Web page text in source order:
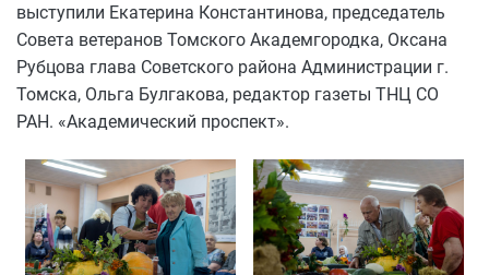
выступили Екатерина Константинова, председатель
Совета ветеранов Томского Академгородка, Оксана
Рубцова глава Советского района Администрации г.
Томска, Ольга Булгакова, редактор газеты ТНЦ СО
РАН. «Академический проспект».